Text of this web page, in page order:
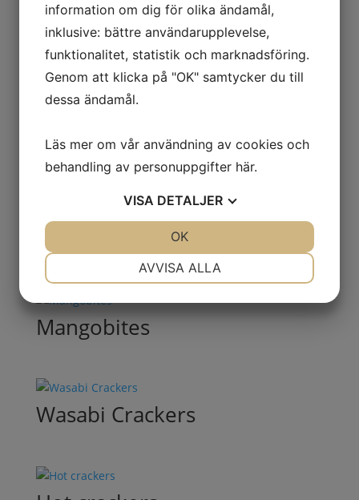
Frukt och bärmix
JORDNÖTTER KARAMELL
Mandlar mörk choklad med
havssalt
Mangobites
Wasabi Crackers
information om dig för olika ändamål,
inklusive: bättre användarupplevelse,
funktionalitet, statistik och marknadsföring.
Genom att klicka på "OK" samtycker du till
dessa ändamål.
Läs mer om vår användning av cookies och
behandling av personuppgifter här.
VISA DETALJER
MARKNADSFÖRING
AVVISA ALLA
OK